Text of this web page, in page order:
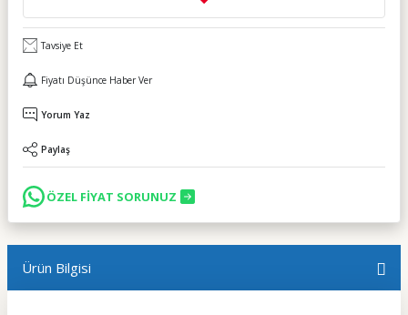
Tavsiye Et
Fiyatı Düşünce Haber Ver
Yorum Yaz
Paylaş
ÖZEL FİYAT SORUNUZ
Ürün Bilgisi